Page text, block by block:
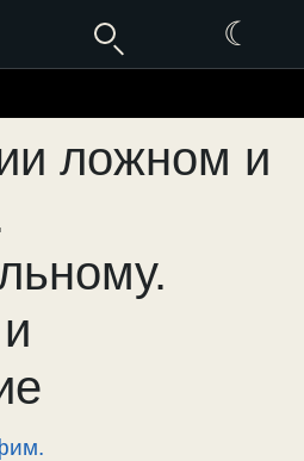
☾
ложном и